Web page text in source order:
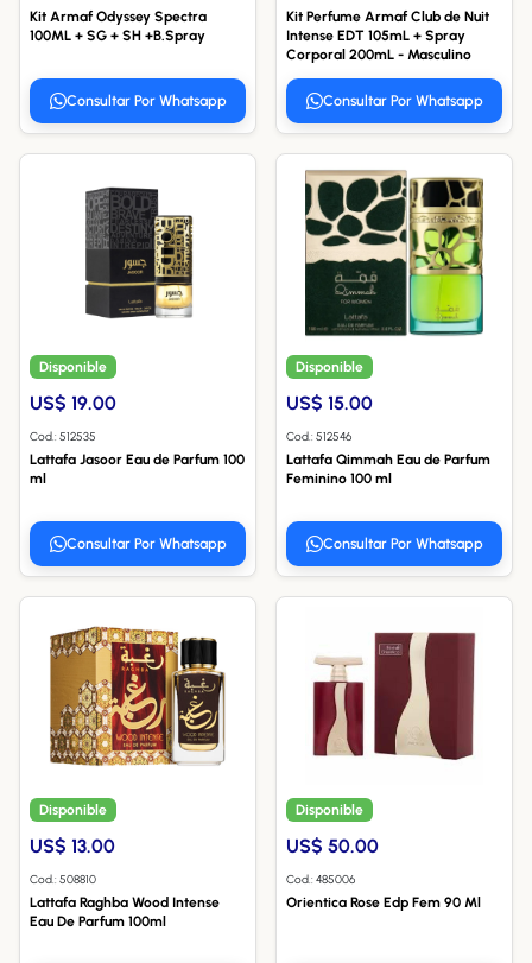
Kit Armaf Odyssey Spectra
100ML + SG + SH +B.Spray
Consultar Por Whatsapp
Kit Perfume Armaf Club de Nuit
Intense EDT 105mL + Spray
Corporal 200mL - Masculino
Consultar Por Whatsapp
Disponible
US$ 19.00
Cod.: 512535
Lattafa Jasoor Eau de Parfum 100
ml
Consultar Por Whatsapp
Disponible
US$ 15.00
Cod.: 512546
Lattafa Qimmah Eau de Parfum
Feminino 100 ml
Consultar Por Whatsapp
Disponible
US$ 13.00
Cod.: 508810
Lattafa Raghba Wood Intense
Eau De Parfum 100ml
Disponible
US$ 50.00
Cod.: 485006
Orientica Rose Edp Fem 90 Ml